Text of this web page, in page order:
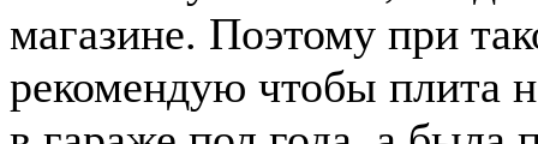
магазине. Поэтому при
рекомендую чтобы плита